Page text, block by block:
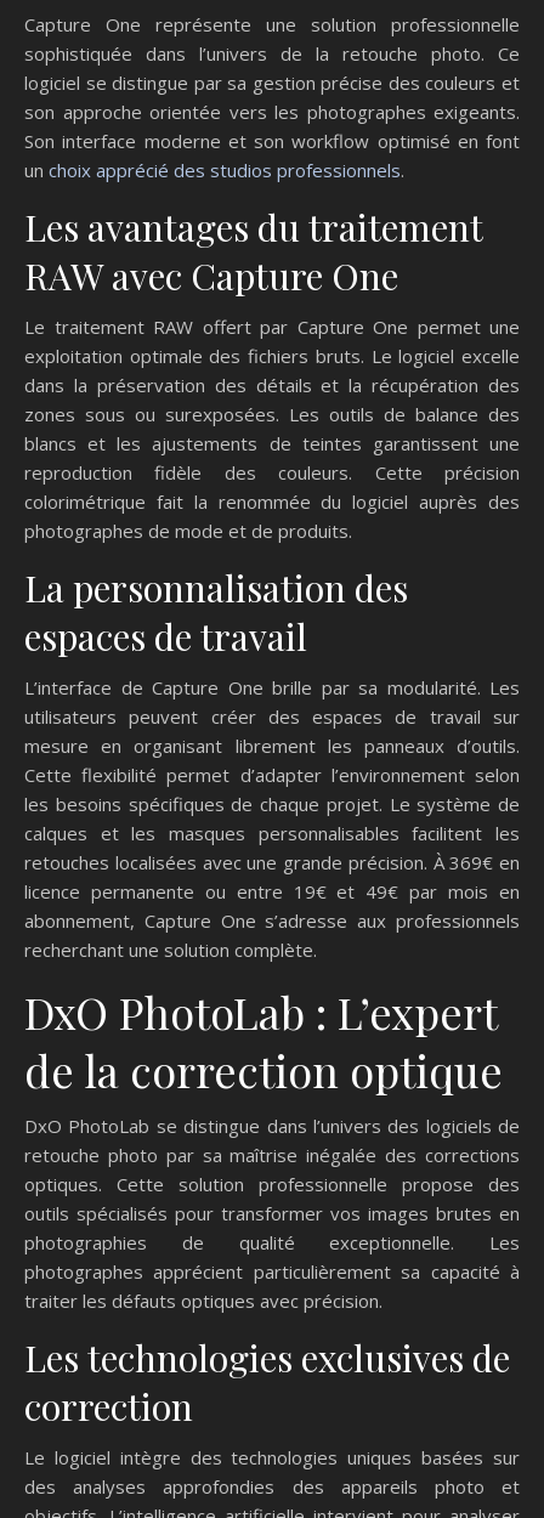
Capture One représente une solution professionnelle
sophistiquée dans l’univers de la retouche photo. Ce
logiciel se distingue par sa gestion précise des couleurs et
son approche orientée vers les photographes exigeants.
Son interface moderne et son workflow optimisé en font
un choix apprécié des studios professionnels.
Les avantages du traitement
RAW avec Capture One
Le traitement RAW offert par Capture One permet une
exploitation optimale des fichiers bruts. Le logiciel excelle
dans la préservation des détails et la récupération des
zones sous ou surexposées. Les outils de balance des
blancs et les ajustements de teintes garantissent une
reproduction fidèle des couleurs. Cette précision
colorimétrique fait la renommée du logiciel auprès des
photographes de mode et de produits.
La personnalisation des
espaces de travail
L’interface de Capture One brille par sa modularité. Les
utilisateurs peuvent créer des espaces de travail sur
mesure en organisant librement les panneaux d’outils.
Cette flexibilité permet d’adapter l’environnement selon
les besoins spécifiques de chaque projet. Le système de
calques et les masques personnalisables facilitent les
retouches localisées avec une grande précision. À 369€ en
licence permanente ou entre 19€ et 49€ par mois en
abonnement, Capture One s’adresse aux professionnels
recherchant une solution complète.
DxO PhotoLab : L’expert
de la correction optique
DxO PhotoLab se distingue dans l’univers des logiciels de
retouche photo par sa maîtrise inégalée des corrections
optiques. Cette solution professionnelle propose des
outils spécialisés pour transformer vos images brutes en
photographies de qualité exceptionnelle. Les
photographes apprécient particulièrement sa capacité à
traiter les défauts optiques avec précision.
Les technologies exclusives de
correction
Le logiciel intègre des technologies uniques basées sur
des analyses approfondies des appareils photo et